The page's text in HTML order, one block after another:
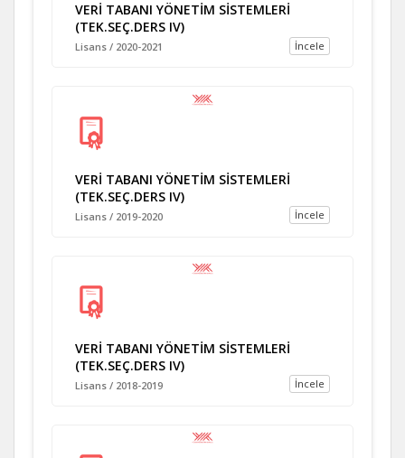
VERİ TABANI YÖNETİM SİSTEMLERİ
(TEK.SEÇ.DERS IV)
İncele
Lisans / 2020-2021
VERİ TABANI YÖNETİM SİSTEMLERİ
(TEK.SEÇ.DERS IV)
İncele
Lisans / 2019-2020
VERİ TABANI YÖNETİM SİSTEMLERİ
(TEK.SEÇ.DERS IV)
İncele
Lisans / 2018-2019